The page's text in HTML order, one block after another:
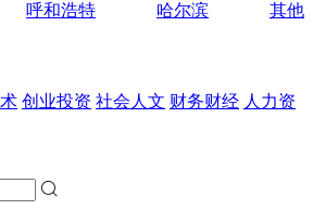
呼和浩特 哈尔滨
其他
创业投资 社会人文 财务财经 人力资